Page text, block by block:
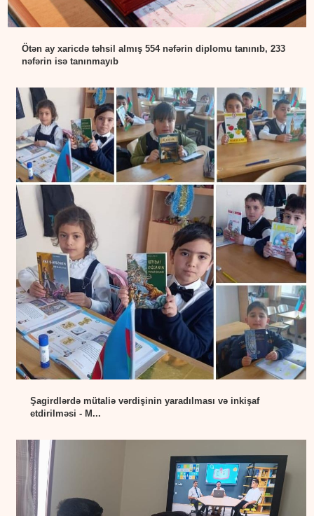
Ötən ay xaricdə təhsil almış 554 nəfərin diplomu tanınıb, 233
nəfərin isə tanınmayıb
Şagirdlərdə mütaliə vərdişinin yaradılması və inkişaf
etdirilməsi - M...